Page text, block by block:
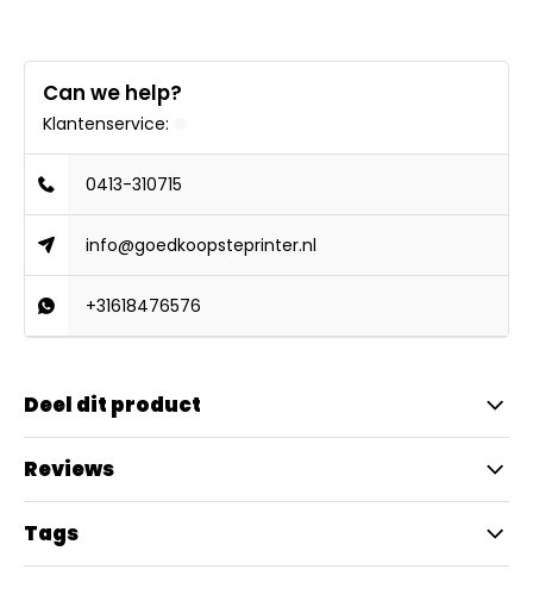
Can we help?
Klantenservice:
0413-310715
info@goedkoopsteprinter.nl
+31618476576
Deel dit product
Reviews
Tags